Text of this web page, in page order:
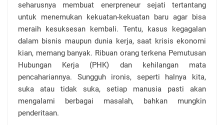
seharusnya membuat enerpreneur sejati tertantang
untuk menemukan kekuatan-kekuatan baru agar bisa
meraih kesuksesan kembali. Tentu, kasus kegagalan
dalam bisnis maupun dunia kerja, saat krisis ekonomi
kian, memang banyak. Ribuan orang terkena Pemutusan
Hubungan Kerja (PHK) dan kehilangan mata
pencahariannya. Sungguh ironis, seperti halnya kita,
suka atau tidak suka, setiap manusia pasti akan
mengalami berbagai masalah, bahkan mungkin
penderitaan.